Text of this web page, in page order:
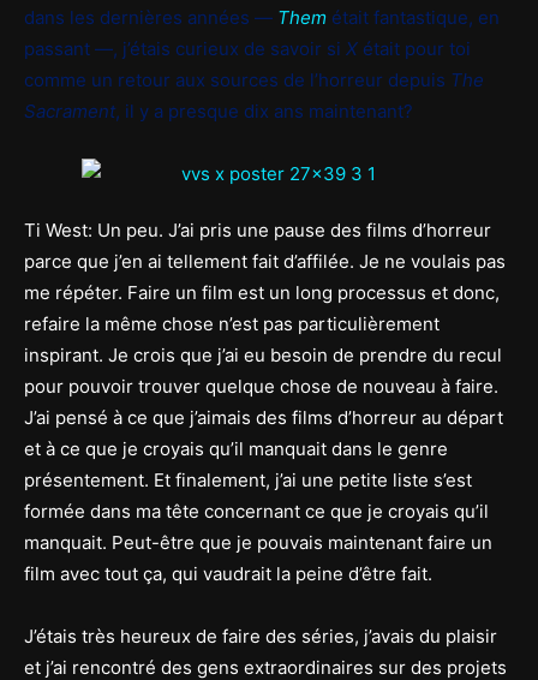
dans les dernières années — Them était fantastique, en
passant —, j’étais curieux de savoir si X était pour toi
comme un retour aux sources de l’horreur depuis The
Sacrament, il y a presque dix ans maintenant?
Ti West: Un peu. J’ai pris une pause des films d’horreur
parce que j’en ai tellement fait d’affilée. Je ne voulais pas
me répéter. Faire un film est un long processus et donc,
refaire la même chose n’est pas particulièrement
inspirant. Je crois que j’ai eu besoin de prendre du recul
pour pouvoir trouver quelque chose de nouveau à faire.
J’ai pensé à ce que j’aimais des films d’horreur au départ
et à ce que je croyais qu’il manquait dans le genre
présentement. Et finalement, j’ai une petite liste s’est
formée dans ma tête concernant ce que je croyais qu’il
manquait. Peut-être que je pouvais maintenant faire un
film avec tout ça, qui vaudrait la peine d’être fait.
J’étais très heureux de faire des séries, j’avais du plaisir
et j’ai rencontré des gens extraordinaires sur des projets